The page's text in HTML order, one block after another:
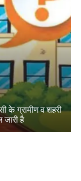
के ग्रामीण व शहरी
है